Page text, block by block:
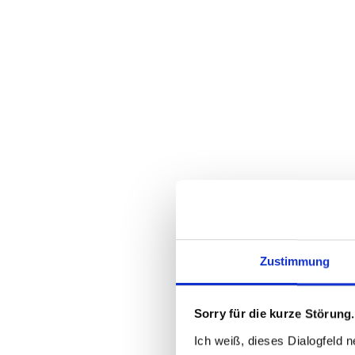
Zustimmung
Sorry für die kurze
Ich weiß, dieses Dialogfeld